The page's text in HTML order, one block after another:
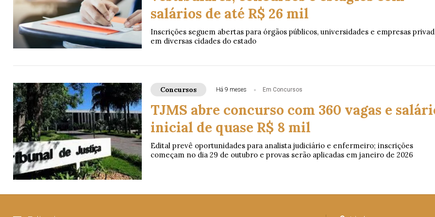
salários de até R$ 26 mil
Inscrições seguem abertas para órgãos públicos, universidades e empresas
em diversas cidades do estado
Concursos Há 9 meses Em Concursos
TJMS abre concurso com 360 vagas e
inicial de quase R$ 8 mil
Edital prevê oportunidades para analista judiciário e enfermeiro; inscrições
começam no dia 29 de outubro e provas serão aplicadas em janeiro de 2026